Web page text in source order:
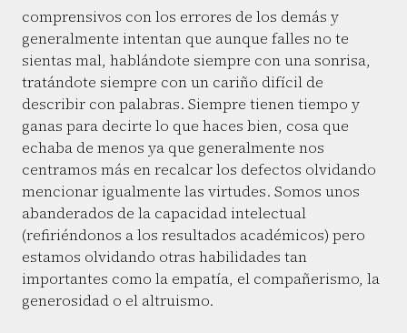
comprensivos con los errores de los demás y
generalmente intentan que aunque falles no te
sientas mal, hablándote siempre con una sonrisa,
tratándote siempre con un cariño difícil de
describir con palabras. Siempre tienen tiempo y
ganas para decirte lo que haces bien, cosa que
echaba de menos ya que generalmente nos
centramos más en recalcar los defectos olvidando
mencionar igualmente las virtudes. Somos unos
abanderados de la capacidad intelectual
(refiriéndonos a los resultados académicos) pero
estamos olvidando otras habilidades tan
importantes como la empatía, el compañerismo, la
generosidad o el altruismo.